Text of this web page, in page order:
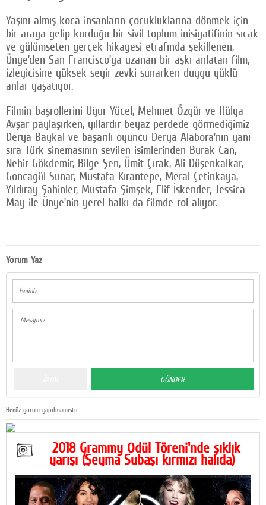
Yaşını almış koca insanların çocukluklarına dönmek için
bir araya gelip kurduğu bir sivil toplum inisiyatifinin sıcak
ve gülümseten gerçek hikayesi etrafında şekillenen,
Ünye’den San Francisco’ya uzanan bir aşkı anlatan film,
izleyicisine yüksek seyir zevki sunarken duygu yüklü
anlar yaşatıyor.
Filmin başrollerini Uğur Yücel, Mehmet Özgür ve Hülya
Avşar paylaşırken, yıllardır beyaz perdede görmediğimiz
Derya Baykal ve başarılı oyuncu Derya Alabora’nın yanı
sıra Türk sinemasının sevilen isimlerinden Burak Can,
Nehir Gökdemir, Bilge Şen, Ümit Çırak, Ali Düşenkalkar,
Goncagül Sunar, Mustafa Kırantepe, Meral Çetinkaya,
Yıldıray Şahinler, Mustafa Şimşek, Elif İskender, Jessica
May ile Ünye’nin yerel halkı da filmde rol alıyor.
Yorum Yaz
Henüz yorum yapılmamıştır.
2018 Grammy Ödül Töreni'nde şıklık
yarışı (Şeyma Subaşı kırmızı halıda)